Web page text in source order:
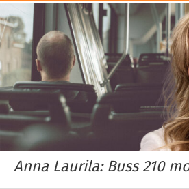
Anna Laurila: Buss 210